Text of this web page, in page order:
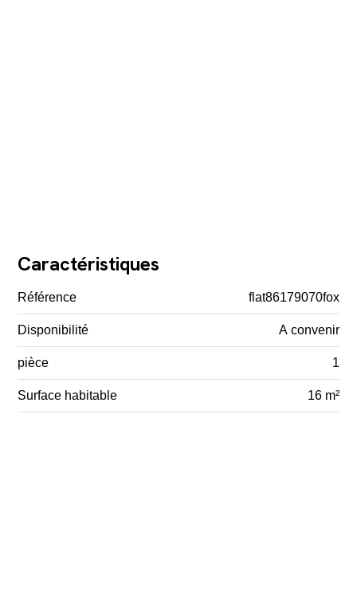
Caractéristiques
Référence flat86179070fox
Disponibilité A convenir
pièce 1
Surface habitable 16 m²